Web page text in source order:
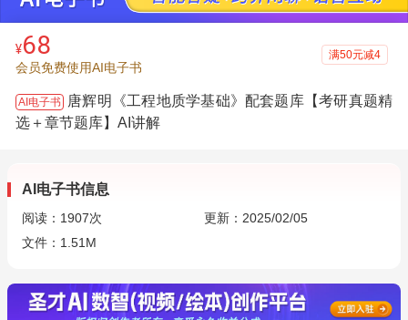
¥68
会员免费使用AI电子书
满50元减4
AI电子书
唐辉明《工程地质学基础》配套题库【考研真题精
选＋章节题库】AI讲解
AI电子书信息
阅读： 1907次
更新：2025/02/05
文件：1.51M